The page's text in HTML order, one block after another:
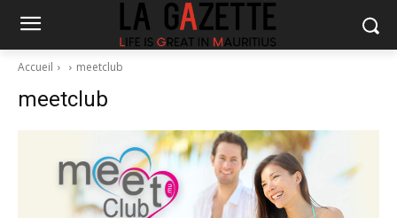
Accueil meetclub
meetclub